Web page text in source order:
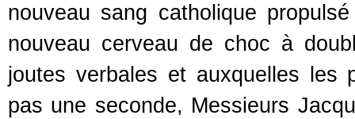
nouveau sang catholique
nouveau cerveau de choc à
joutes verbales et auxquelles les
pas une seconde, Messieurs